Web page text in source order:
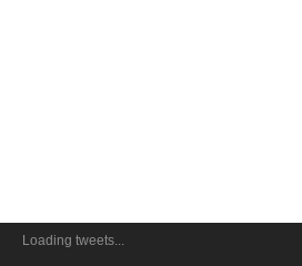
Loading tweets...